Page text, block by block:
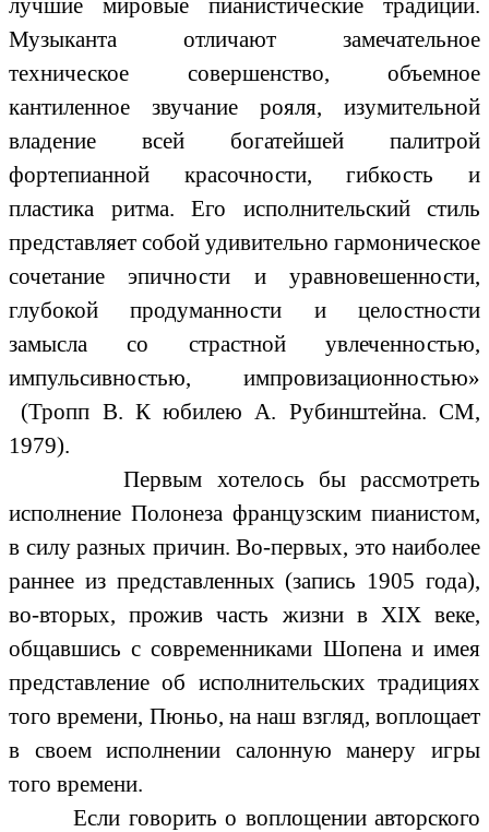
Музыканта отличают замечательное
техническое совершенство, объемное
кантиленное звучание рояля, изумительной
владение всей богатейшей палитрой
фортепианной красочности, гибкость и
пластика ритма. Его исполнительский стиль
представляет собой удивительно гармоническое
сочетание эпичности и уравновешенности,
глубокой продуманности и целостности
замысла со страстной увлеченностью,
импульсивностью, импровизационностью»
(Тропп В. К юбилею А. Рубинштейна. СМ,
1979).
Первым хотелось бы рассмотреть
исполнение Полонеза французским пианистом,
в силу разных причин. Во-первых, это наиболее
раннее из представленных (запись 1905 года),
во-вторых, прожив часть жизни в ХIХ веке,
общавшись с современниками Шопена и имея
представление об исполнительских традициях
того времени, Пюньо, на наш взгляд, воплощает
в своем исполнении салонную манеру игры
того времени.
Если говорить о воплощении авторского